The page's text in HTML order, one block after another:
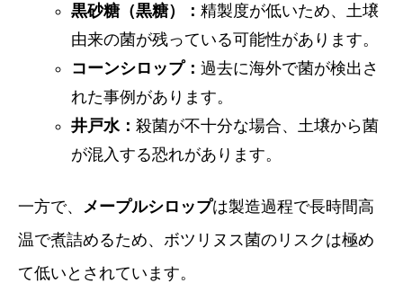
黒砂糖（黒糖）：精製度が低いため、土壌
由来の菌が残っている可能性があります。
コーンシロップ：過去に海外で菌が検出さ
れた事例があります。
井戸水：殺菌が不十分な場合、土壌から菌
が混入する恐れがあります。
一方で、 メープルシロップは製造過程で長時間高
温で煮詰めるため、ボツリヌス菌のリスクは極め
て低いとされています。